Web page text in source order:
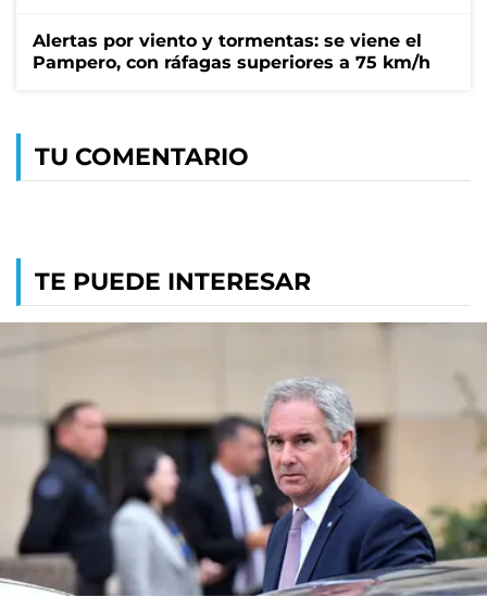
Alertas por viento y tormentas: se viene el
Pampero, con ráfagas superiores a 75 km/h
TU COMENTARIO
TE PUEDE INTERESAR